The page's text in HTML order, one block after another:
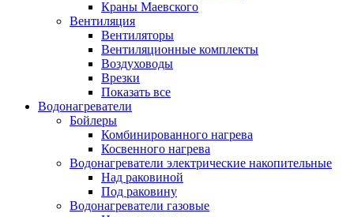
Краны Маевского
Вентиляция
Вентиляторы
Вентиляционные комплекты
Воздуховоды
Врезки
Показать все
Водонагреватели
Бойлеры
Комбинированного нагрева
Косвенного нагрева
Водонагреватели электрические накопительные
Над раковиной
Под раковину
Водонагреватели газовые